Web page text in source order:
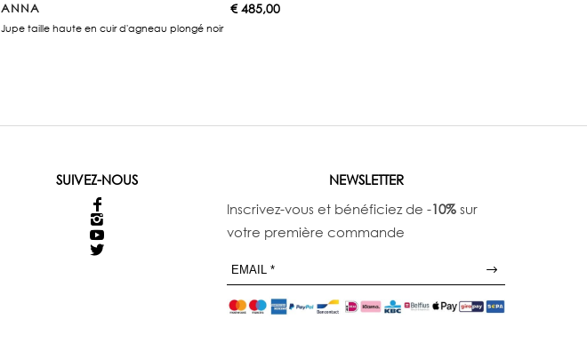
ANNA
Jupe taille haute en cuir d'agneau plongé noir
€485,00
SUIVEZ-NOUS
NEWSLETTER
Inscrivez-vous et bénéficiez de -10% sur
votre première commande